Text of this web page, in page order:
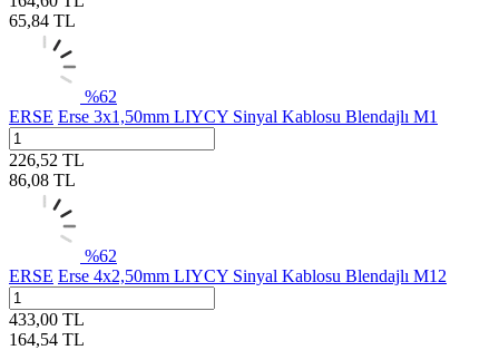
65,84 TL
%62
ERSE Erse 3x1,50mm LIYCY Sinyal Kablosu Blendajlı M1
226,52 TL
86,08 TL
%62
ERSE Erse 4x2,50mm LIYCY Sinyal Kablosu Blendajlı M12
433,00 TL
164,54 TL